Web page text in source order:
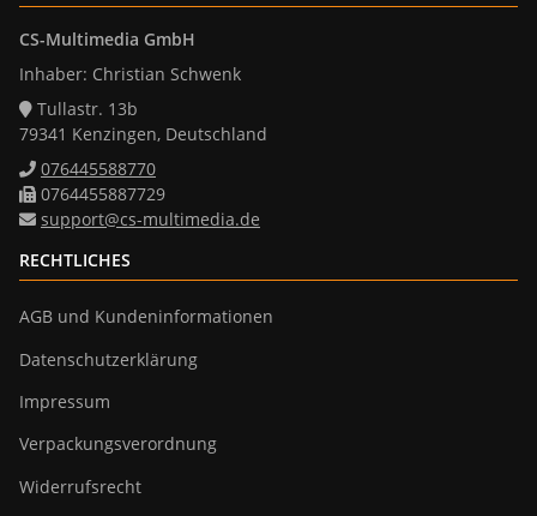
CS-Multimedia GmbH
Inhaber: Christian Schwenk
Tullastr. 13b
79341 Kenzingen, Deutschland
076445588770
0764455887729
support@cs-multimedia.de
RECHTLICHES
AGB und Kundeninformationen
Datenschutzerklärung
Impressum
Verpackungsverordnung
Widerrufsrecht